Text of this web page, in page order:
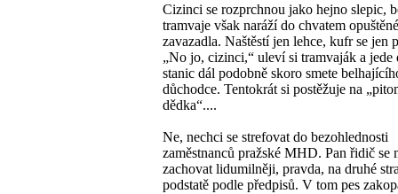
Cizinci se rozprchnou jako hejno slepic,
tramvaje však naráží do chvatem
zavazadla. Naštěstí jen lehce, kufr se jen
„No jo, cizinci,“ uleví si tramvaják a jede
stanic dál podobně skoro smete
důchodce. Tentokrát si postěžuje na
dědka“....
Ne, nechci se strefovat do bezohlednosti
zaměstnanců pražské MHD. Pan řidič se
zachovat lidumilněji, pravda, na druhé
podstatě podle předpisů. V tom pes